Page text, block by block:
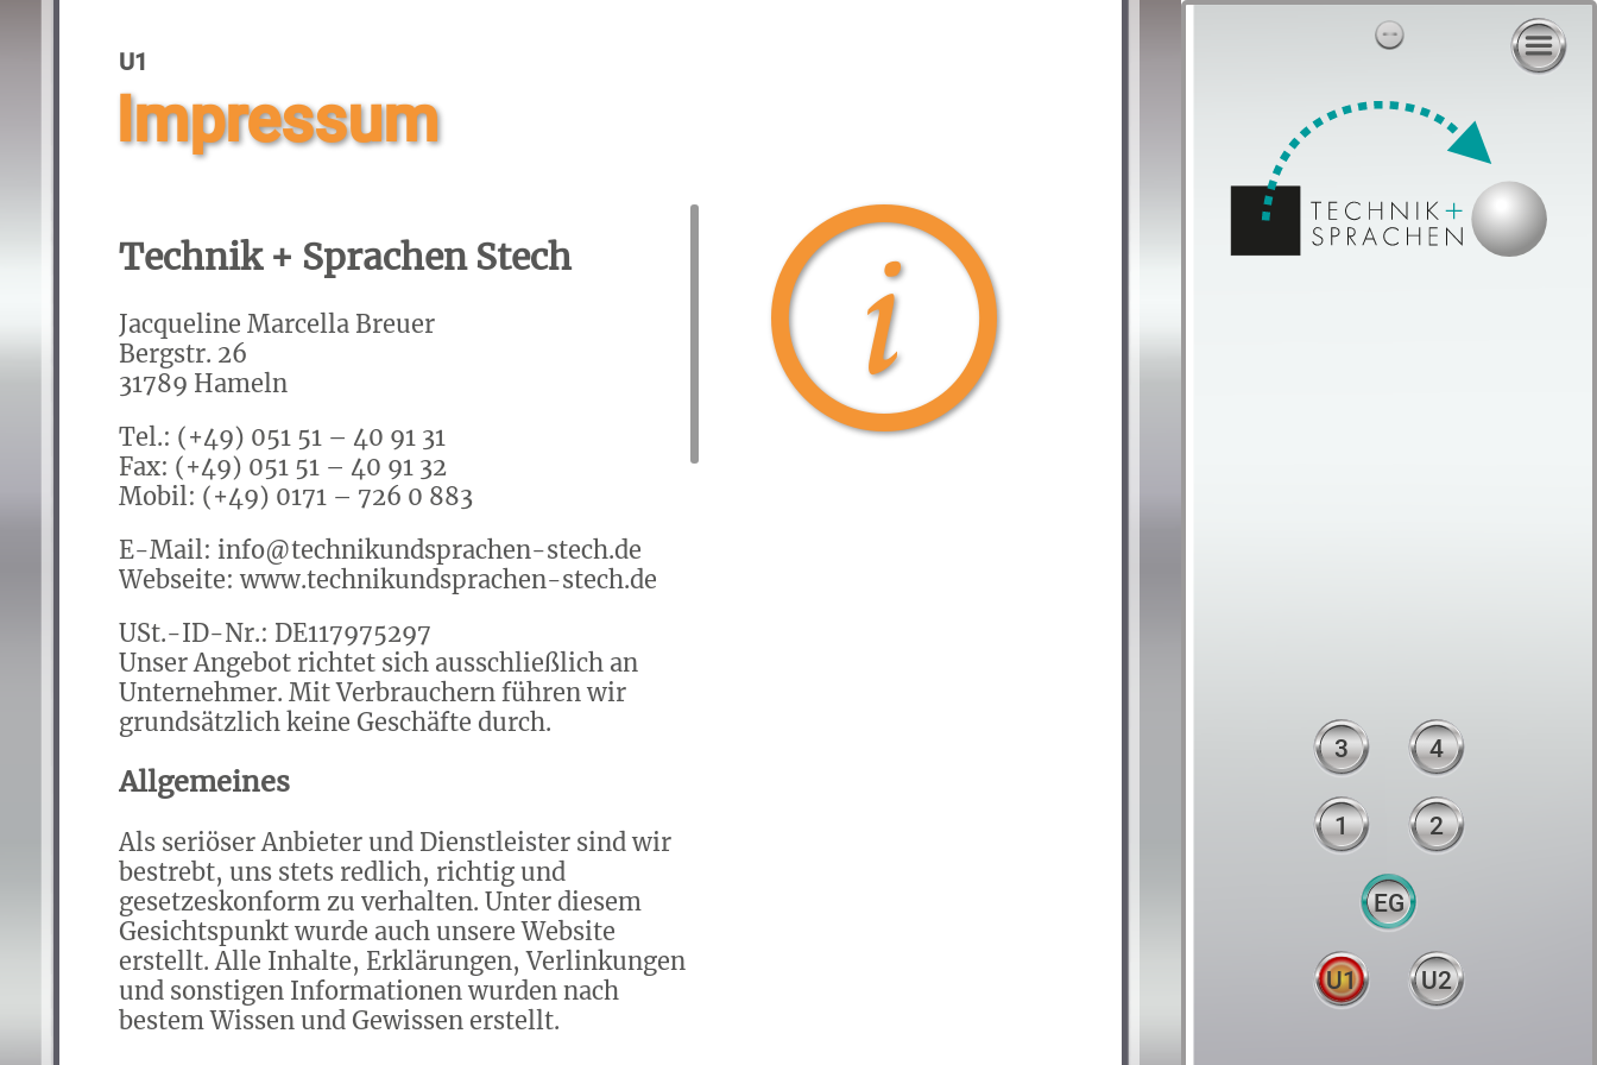
U1
Impressum
Technik + Sprachen Stech
Jacqueline Marcella Breuer
Bergstr. 26
31789 Hameln
Tel.: (+49) 051 51 – 40 91 31
Fax: (+49) 051 51 – 40 91 32
Mobil: (+49) 0171 – 726 0 883
E-Mail: info@technikundsprachen-stech.de
Webseite: www.technikundsprachen-stech.de
USt.-ID-Nr.: DE117975297
Unser Angebot richtet sich ausschließlich an
Unternehmer. Mit Verbrauchern führen wir
grundsätzlich keine Geschäfte durch.
Allgemeines
Als seriöser Anbieter und Dienstleister sind wir
bestrebt, uns stets redlich, richtig und
gesetzeskonform zu verhalten. Unter diesem
Gesichtspunkt wurde auch unsere Website
erstellt. Alle Inhalte, Erklärungen, Verlinkungen
und sonstigen Informationen wurden nach
bestem Wissen und Gewissen erstellt.

3 4
1 2
EG
U1 U2